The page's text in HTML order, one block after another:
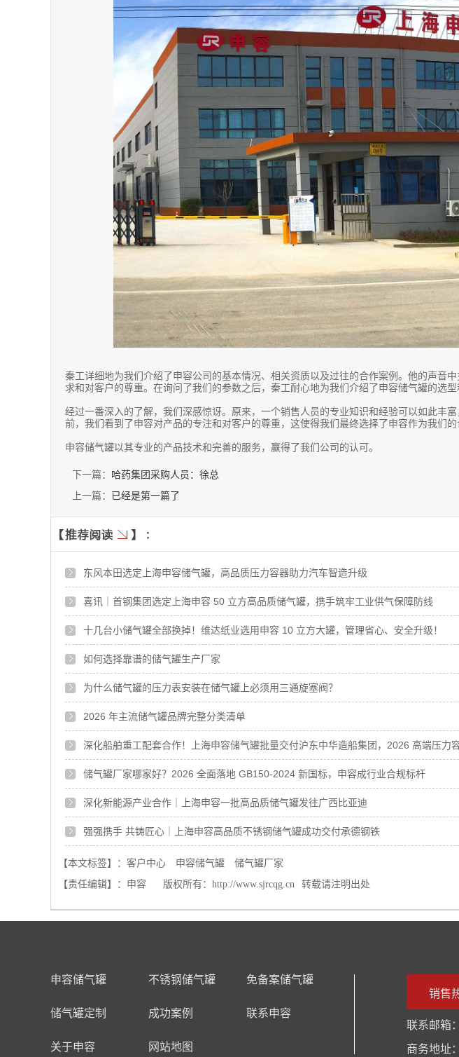
秦工详细地为我们介绍了申容公司的基本情况、相关资质以及过往的合作案例。他的声音
求和对客户的尊重。在询问了我们的参数之后，秦工耐心地为我们介绍了申容储气罐的选型
经过一番深入的了解，我们深感惊讶。原来，一个销售人员的专业知识和经验可以如此丰
前，我们看到了申容对产品的专注和对客户的尊重，这使得我们最终选择了申容作为我们的
申容储气罐以其专业的产品技术和完善的服务，赢得了我们公司的认可。
下一篇： 哈药集团采购人员：徐总
上一篇： 已经是第一篇了
东风本田选定上海申容储气罐，高品质压力容器助力汽车智造升级
喜讯｜首钢集团选定上海申容 50 立方高品质储气罐，携手筑牢工业供气保障防线
十几台小储气罐全部换掉！维达纸业选用申容 10 立方大罐，管理省心、安全升级！
如何选择靠谱的储气罐生产厂家
为什么储气罐的压力表安装在储气罐上必须用三通旋塞阀？
2026 年主流储气罐品牌完整分类清单
深化船舶重工配套合作！上海申容储气罐批量交付沪东中华造船集团，2026 高端压力
储气罐厂家哪家好？2026 全面落地 GB150-2024 新国标，申容成行业合规标杆
深化新能源产业合作｜上海申容一批高品质储气罐发往广西比亚迪
强强携手 共铸匠心｜上海申容高品质不锈钢储气罐成功交付承德钢铁
【本文标签】： 客户中心 申容储气罐
储气罐厂家
【责任编辑】： 申容 版权所有： http://www.sjrcqg.cn 转载请注明出处
申容储气罐 不锈钢储气罐 免备案储气罐
储气罐定制 成功案例 联系申容
关于申容 网站地图
销售
联系邮箱
商务地址